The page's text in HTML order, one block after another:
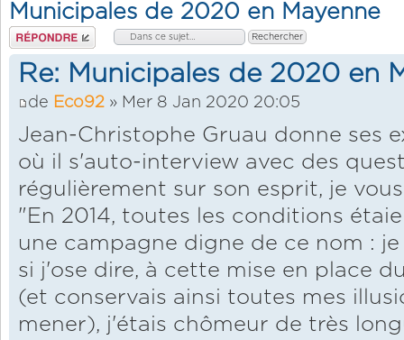
Municipales de 2020 en Mayenne
Répondre
Re: Municipales de 2020 en
de Eco92 » Mer 8 Jan 2020 20:05
Jean-Christophe Gruau donne ses
où il s'auto-interview avec des
régulièrement sur son esprit, je
"En 2014, toutes les conditions
une campagne digne de ce nom :
si j'ose dire, à cette mise en place
(et conservais ainsi toutes mes
mener), j'étais chômeur de très